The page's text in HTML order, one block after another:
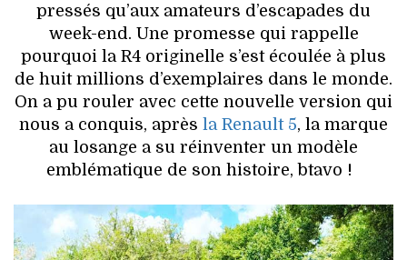
pressés qu’aux amateurs d’escapades du
week-end. Une promesse qui rappelle
pourquoi la R4 originelle s’est écoulée à plus
de huit millions d’exemplaires dans le monde.
On a pu rouler avec cette nouvelle version qui
nous a conquis, après la Renault 5, la marque
au losange a su réinventer un modèle
emblématique de son histoire, btavo !